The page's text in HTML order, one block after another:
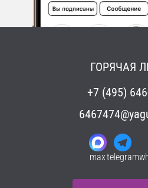
ГОРЯЧАЯ
+7 (495)
maxtelegram